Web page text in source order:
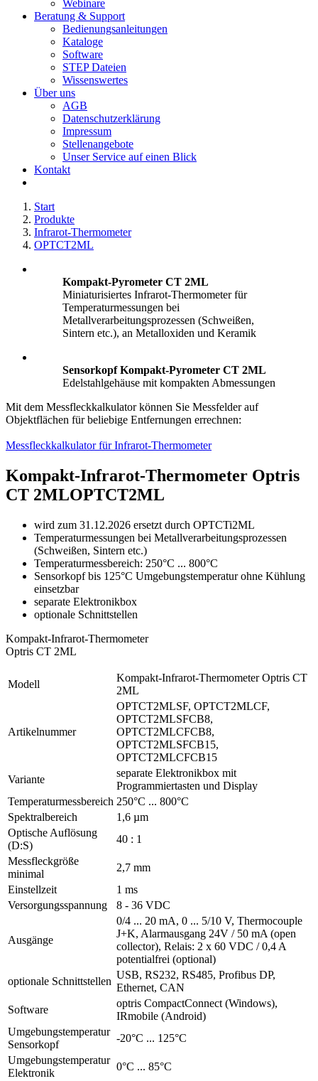
Webinare
Beratung & Support
Bedienungsanleitungen
Kataloge
Software
STEP Dateien
Wissenswertes
Über uns
AGB
Datenschutzerklärung
Impressum
Stellenangebote
Unser Service auf einen Blick
Kontakt
Start
Produkte
Infrarot-Thermometer
OPTCT2ML
Kompakt-Pyrometer CT 2ML
Miniaturisiertes Infrarot-Thermometer für
Temperaturmessungen bei
Metallverarbeitungsprozessen (Schweißen,
Sintern etc.), an Metalloxiden und Keramik
Sensorkopf Kompakt-Pyrometer CT 2ML
Edelstahlgehäuse mit kompakten Abmessungen
Mit dem Messfleckkalkulator können Sie Messfelder auf
Objektflächen für beliebige Entfernungen errechnen:
Messfleckkalkulator für Infrarot-Thermometer
Kompakt-Infrarot-Thermometer Optris
CT 2MLOPTCT2ML
wird zum 31.12.2026 ersetzt durch OPTCTi2ML
Temperaturmessungen bei Metallverarbeitungsprozessen
(Schweißen, Sintern etc.)
Temperaturmessbereich: 250°C ... 800°C
Sensorkopf bis 125°C Umgebungstemperatur ohne Kühlung
einsetzbar
separate Elektronikbox
optionale Schnittstellen
Kompakt-Infrarot-Thermometer
Optris CT 2ML
Modell
Kompakt-Infrarot-Thermometer Optris CT
2ML
Artikelnummer
OPTCT2MLSF, OPTCT2MLCF,
OPTCT2MLSFCB8,
OPTCT2MLCFCB8,
OPTCT2MLSFCB15,
OPTCT2MLCFCB15
Variante
separate Elektronikbox mit
Programmiertasten und Display
Temperaturmessbereich 250°C ... 800°C
Spektralbereich
1,6 µm
Optische Auflösung
(D:S)
40 : 1
Messfleckgröße
minimal
2,7 mm
Einstellzeit
1 ms
Versorgungsspannung
8 - 36 VDC
Ausgänge
0/4 ... 20 mA, 0 ... 5/10 V, Thermocouple
J+K, Alarmausgang 24V / 50 mA (open
collector), Relais: 2 x 60 VDC / 0,4 A
potentialfrei (optional)
optionale Schnittstellen
USB, RS232, RS485, Profibus DP,
Ethernet, CAN
Software
optris CompactConnect (Windows),
IRmobile (Android)
Umgebungstemperatur
Sensorkopf
-20°C ... 125°C
Umgebungstemperatur
Elektronik
0°C ... 85°C